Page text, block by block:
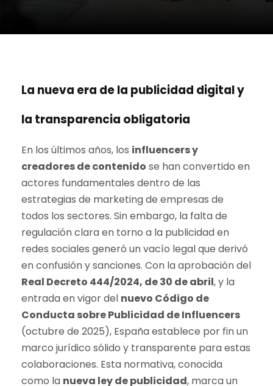
La nueva era de la publicidad digital y
la transparencia obligatoria
En los últimos años, los influencers y
creadores de contenido se han convertido en
actores fundamentales dentro de las
estrategias de marketing de empresas de
todos los sectores. Sin embargo, la falta de
regulación clara en torno a la publicidad en
redes sociales generó un vacío legal que derivó
en confusión y sanciones. Con la aprobación del
Real Decreto 444/2024, de 30 de abril, y la
entrada en vigor del nuevo Código de
Conducta sobre Publicidad de Influencers
(octubre de 2025), España establece por fin un
marco jurídico sólido y transparente para estas
colaboraciones. Esta normativa, conocida
como la nueva ley de publicidad, marca un